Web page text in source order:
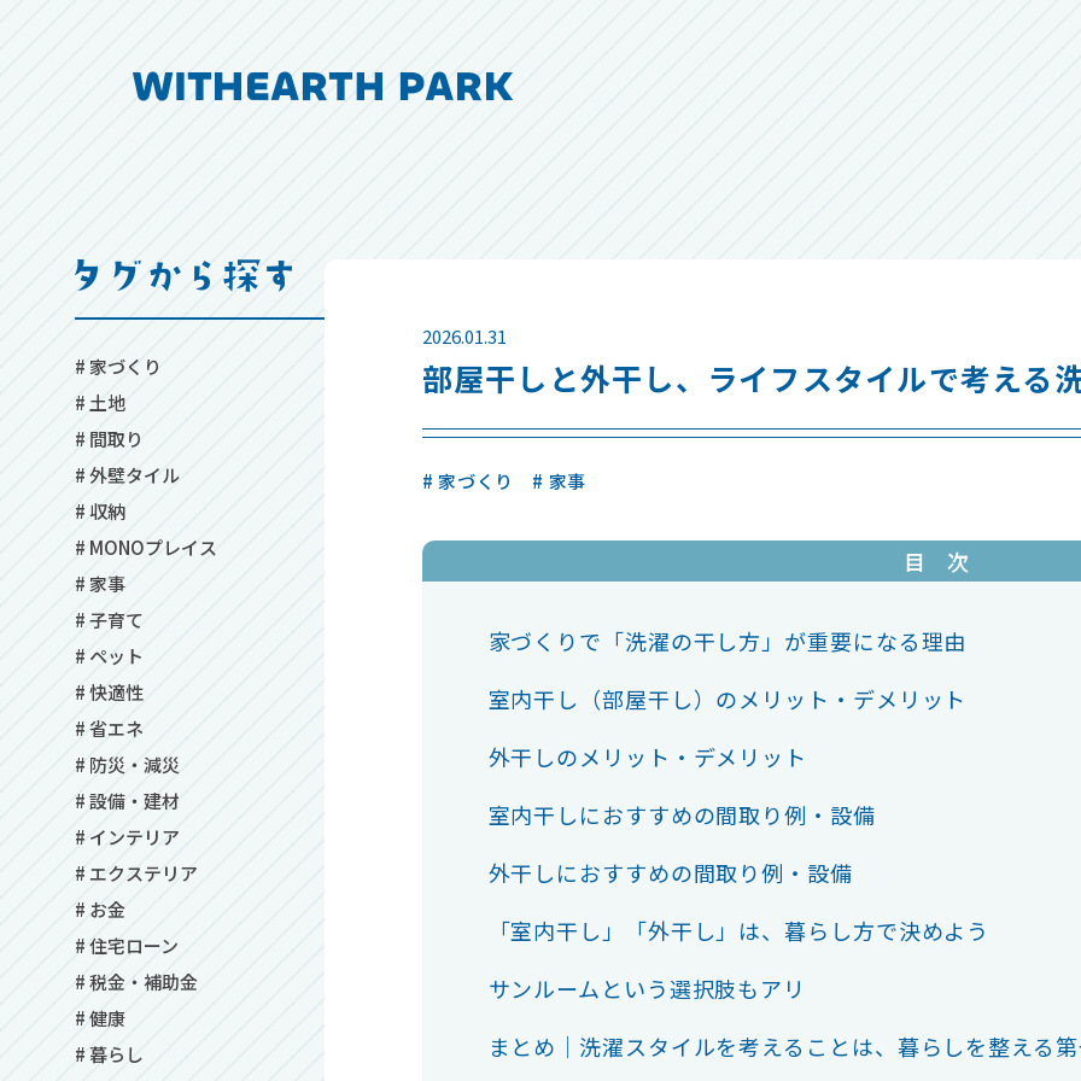
# 家づくり
# 土地
# 間取り
# 外壁タイル
# 収納
# MONOプレイス
# 家事
# 子育て
# ペット
# 快適性
# 省エネ
# 防災・減災
# 設備・建材
# インテリア
# エクステリア
# お金
# 住宅ローン
# 税金・補助金
# 健康
# 暮らし
2026.01.31
部屋干しと外干し、ライフスタイルで考える
# 家づくり # 家事
目 次
家づくりで「洗濯の干し方」が重要になる理由
室内干し（部屋干し）のメリット・デメリット
外干しのメリット・デメリット
室内干しにおすすめの間取り例・設備
外干しにおすすめの間取り例・設備
「室内干し」「外干し」は、暮らし方で決めよう
サンルームという選択肢もアリ
まとめ｜洗濯スタイルを考えることは、暮らしを整える